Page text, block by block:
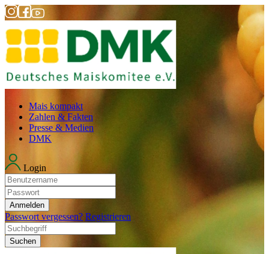
Mais kompakt
Zahlen & Fakten
Presse & Medien
DMK
Login
Anmelden
Passwort vergessen? Registrieren
Suchen